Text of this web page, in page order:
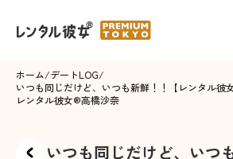
ホーム/デートLOG/
いつも同じだけど、いつも新鮮！！【レンタル彼
レンタル彼女®高橋沙奈
いつも同じだけど、いつ